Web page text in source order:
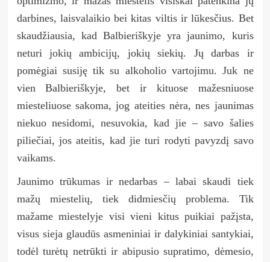
darbines, laisvalaikio bei kitas viltis ir lūkesčius. Bet
skaudžiausia, kad Balbieriškyje yra jaunimo, kuris
neturi jokių ambicijų, jokių siekių. Jų darbas ir
pomėgiai susiję tik su alkoholio vartojimu. Juk ne
vien Balbieriškyje, bet ir kituose mažesniuose
miesteliuose sakoma, jog ateities nėra, nes jaunimas
niekuo nesidomi, nesuvokia, kad jie – savo šalies
piliečiai, jos ateitis, kad jie turi rodyti pavyzdį savo
vaikams.
Jaunimo trūkumas ir nedarbas – labai skaudi tiek
mažų miestelių, tiek didmiesčių problema. Tik
mažame miestelyje visi vieni kitus puikiai pažįsta,
visus sieja glaudūs asmeniniai ir dalykiniai santykiai,
todėl turėtų netrūkti ir abipusio supratimo, dėmesio,